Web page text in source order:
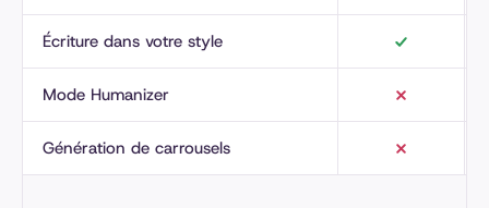
Écriture dans votre style
Mode Humanizer
Génération de carrousels